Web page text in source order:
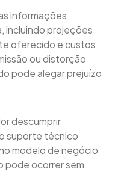
informações
incluindo projeções
oferecido e custos
ou distorção
pode alegar prejuízo
descumprir
suporte técnico
modelo de negócio
pode ocorrer sem